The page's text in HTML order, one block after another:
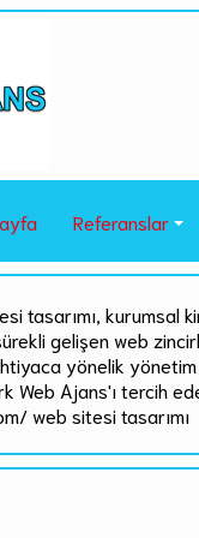
Referanslar
tasarımı, kurumsal
gelişen web
yönelik
Web Ajans'ı tercih
web sitesi tasarımı